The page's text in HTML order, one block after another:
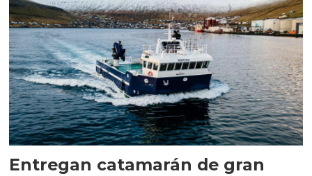
Entregan catamarán de gran